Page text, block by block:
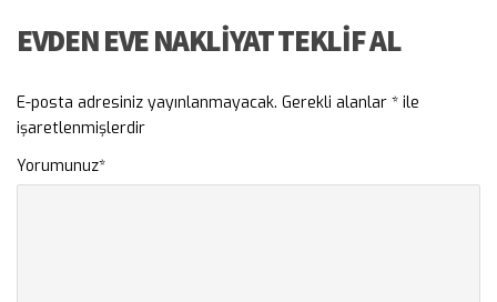
EVDEN EVE NAKLIYAT TEKLIF AL
E-posta adresiniz yayınlanmayacak. Gerekli alanlar * ile
işaretlenmişlerdir
Yorumunuz*